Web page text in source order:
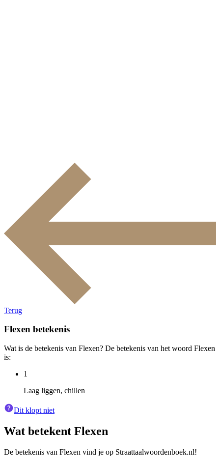
Terug
Flexen betekenis
Wat is de betekenis van Flexen? De betekenis van het woord Flexen
is:
1
Laag liggen, chillen
Dit klopt niet
Wat betekent Flexen
De betekenis van Flexen vind je op Straattaalwoordenboek.nl!